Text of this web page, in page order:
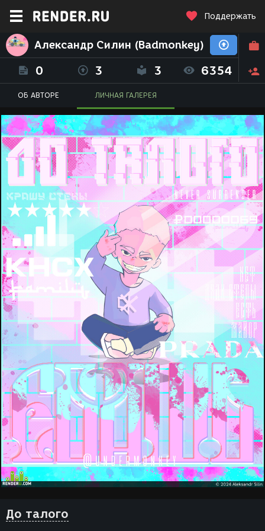
Поддержать
Александр Силин (Badmonkey)
0 3 3 6354
ОБ АВТОРЕ ЛИЧНАЯ ГАЛЕРЕЯ
До талого